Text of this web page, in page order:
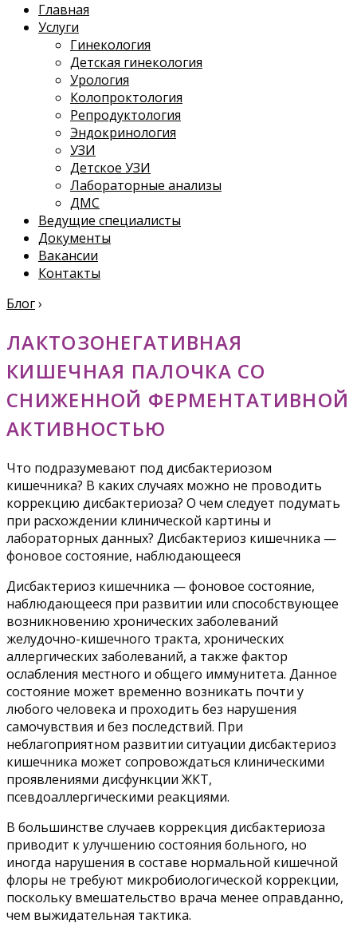
Главная
Услуги
Гинекология
Детская гинекология
Урология
Колопроктология
Репродуктология
Эндокринология
УЗИ
Детское УЗИ
Лабораторные анализы
ДМС
Ведущие специалисты
Документы
Вакансии
Контакты
Блог›
ЛАКТОЗОНЕГАТИВНАЯ
КИШЕЧНАЯ ПАЛОЧКА СО
СНИЖЕННОЙ ФЕРМЕНТАТИВНОЙ
АКТИВНОСТЬЮ
Что подразумевают под дисбактериозом
кишечника? В каких случаях можно не проводить
коррекцию дисбактериоза? О чем следует подумать
при расхождении клинической картины и
лабораторных данных? Дисбактериоз кишечника —
фоновое состояние, наблюдающееся
Дисбактериоз кишечника — фоновое состояние,
наблюдающееся при развитии или способствующее
возникновению хронических заболеваний
желудочно-кишечного тракта, хронических
аллергических заболеваний, а также фактор
ослабления местного и общего иммунитета. Данное
состояние может временно возникать почти у
любого человека и проходить без нарушения
самочувствия и без последствий. При
неблагоприятном развитии ситуации дисбактериоз
кишечника может сопровождаться клиническими
проявлениями дисфункции ЖКТ,
псевдоаллергическими реакциями.
В большинстве случаев коррекция дисбактериоза
приводит к улучшению состояния больного, но
иногда нарушения в составе нормальной кишечной
флоры не требуют микробиологической коррекции,
поскольку вмешательство врача менее оправданно,
чем выжидательная тактика.